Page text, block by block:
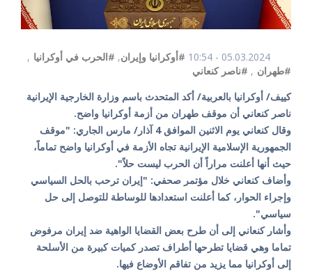
05.03.2024 - 10:54 #أوكرانيا وإيران, #الحرب في أوكرانيا ,
#طهران , #ناصر كنعاني
كييف/ أوكرانيا بالعربية/ أكد المتحدث باسم وزارة الخارجية الإيرانية
ناصر كنعاني أن موقف طهران من أزمة أوكرانيا واضح.
وقال كنعاني يوم الاثنين الموافق 4 آذار/ مارس الجاري: "موقف
الجمهوریة الإسلامية الإيرانية تجاه الأزمة في أوكرانيا واضح تماماً،
حيث أنها أعلنت مراراً أن الحرب ليست حلاً".
وأضاف كنعاني خلال مؤتمر صحفي: "إيران ترحب بالحل السياسي
وإجراء الحوار، كما أعلنت استعدادها للوساطة للتوصل إلى حل
سياسي".
وأشار كنعاني إلى أن طرح بعض القضايا الواهية ضد إيران مرفوض
تماما وهي قضايا تطرحها أطراف تصدر كميات كبيرة من الأسلحة
إلى أوكرانيا مما يزيد من تفاقم الأوضاع فيها.